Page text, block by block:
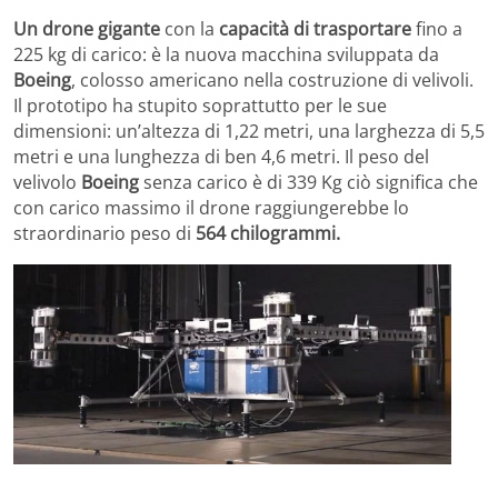
Un drone gigante con la capacità di trasportarefino a
225 kg di carico: è la nuova macchina sviluppata da
Boeing, colosso americano nella costruzione di velivoli.
Il prototipo ha stupito soprattutto per le sue
dimensioni: un’altezza di 1,22 metri, una larghezza di 5,5
metri e una lunghezza di ben 4,6 metri. Il peso del
velivolo Boeingsenza carico è di 339 Kg ciò significa che
con carico massimo il drone raggiungerebbe lo
straordinario peso di 564 chilogrammi.